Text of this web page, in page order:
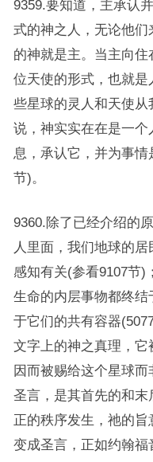
9359.要知道，主承认
式的神之人，无论他
的神就是主。当主向
位天使的形式，也就
些星球的灵人和天使
说，神实实在在是一
息，承认它，并为事
节)。
9360.除了已经介绍的
人里面，我们地球的
感知有关(参看9107节)
生命的内层事物都终结
于它们的共有容器
文字上的神之真理，它
因而被赐给这个星球
圣言，是其首先的和
正的秩序发生，祂的
变成圣言，正如约翰福